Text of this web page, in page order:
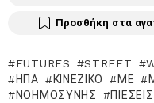
Προσθήκη στα
FUTURES STREET
ΗΠΑ
ΚΙΝΕΖΙΚΌ ΜΕ
ΝΟΗΜΟΣΎΝΗΣ
ΠΙΈΣΕΙΣ